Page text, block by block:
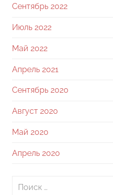
Сентябрь 2022
Июль 2022
Май 2022
Апрель 2021
Сентябрь 2020
Август 2020
Май 2020
Апрель 2020
Поиск